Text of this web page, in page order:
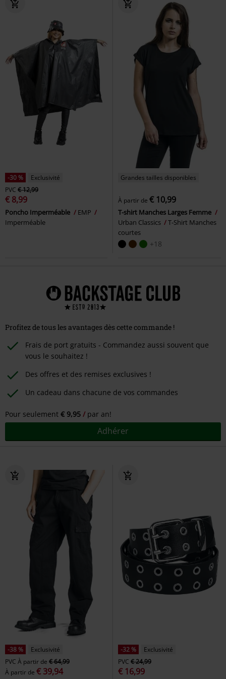
-30 %
Exclusivité
PVC € 12,99
€ 8,99
Poncho Imperméable
EMP
Imperméable
Grandes tailles disponibles
À partir de € 10,99
T-shirt Manches Larges Femme
Urban Classics
T-Shirt Manches
courtes
+18
Profitez de tous les avantages dès cette commande !
Frais de port gratuits - Commandez aussi souvent que
vous le souhaitez !
Des offres et des remises exclusives !
Un cadeau dans chacune de vos commandes
Pour seulement € 9,95 par an!
Adhérer
-38 %
Exclusivité
PVC À partir de € 64,99
À partir de € 39,94
-32 %
Exclusivité
PVC € 24,99
€ 16,99